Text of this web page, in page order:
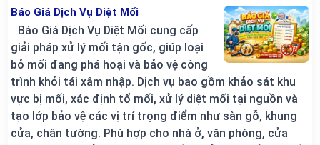
Báo Giá Dịch Vụ Diệt Mối
Báo Giá Dịch Vụ Diệt Mối cung cấp
giải pháp xử lý mối tận gốc, giúp loại
bỏ mối đang phá hoại và bảo vệ công
trình khỏi tái xâm nhập. Dịch vụ bao gồm khảo sát khu
vực bị mối, xác định tổ mối, xử lý diệt mối tại nguồn và
tạo lớp bảo vệ các vị trí trọng điểm như sàn gỗ, khung
cửa, chân tường. Phù hợp cho nhà ở, văn phòng, cửa